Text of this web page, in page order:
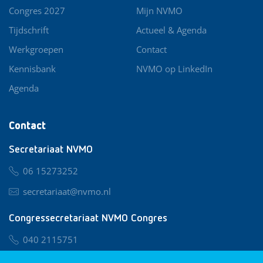
Contact
Secretariaat NVMO
06 15273252
secretariaat@nvmo.nl
Congressecretariaat NVMO Congres
040 2115751
Congres 2027
Tijdschrift
Werkgroepen
Kennisbank
Agenda
Mijn NVMO
Actueel & Agenda
Contact
NVMO op LinkedIn